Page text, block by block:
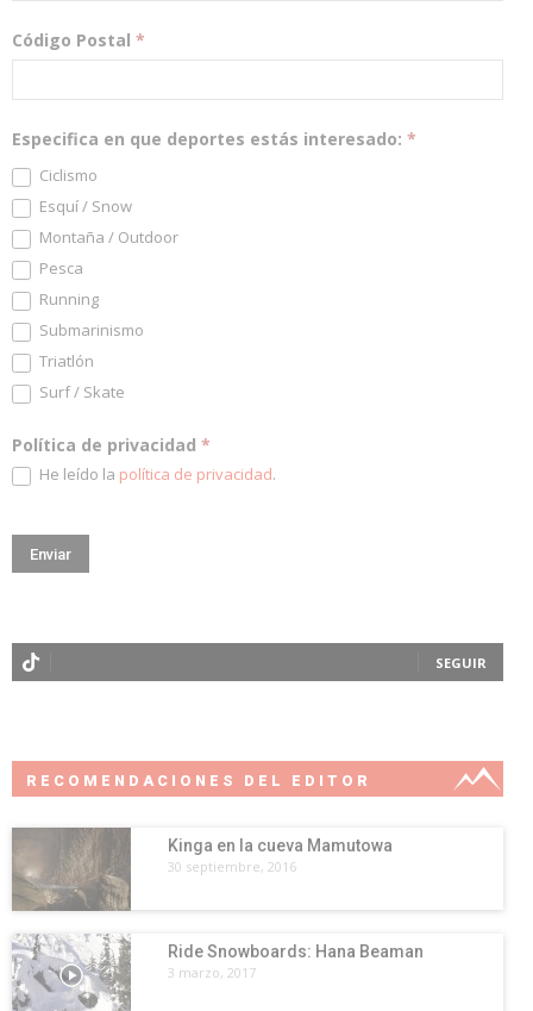
Código Postal *
Especifica en que deportes estás interesado: *
Ciclismo
Esquí / Snow
Montaña / Outdoor
Pesca
Running
Submarinismo
Triatlón
Surf / Skate
Política de privacidad *
He leído la política de privacidad.
SEGUIR
RECOMENDACIONES DEL EDITOR
Kinga en la cueva Mamutowa
30 septiembre, 2016
Ride Snowboards: Hana Beaman
3 marzo, 2017